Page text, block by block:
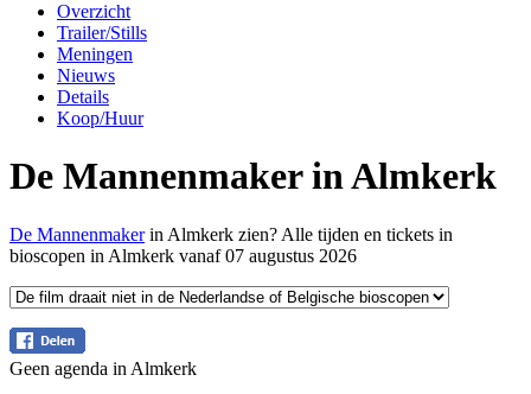
Overzicht
Trailer/Stills
Meningen
Nieuws
Details
Koop/Huur
De Mannenmaker in Almkerk
De Mannenmakerin Almkerk zien? Alle tijden en tickets in
bioscopen in Almkerk vanaf 07 augustus 2026
Geen agenda in Almkerk